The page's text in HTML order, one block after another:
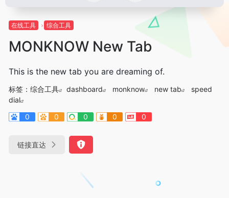
在线工具 综合工具
MONKNOW New Tab
This is the new tab you are dreaming of.
标签： 综合工具 dashboard monknow new tab
speed
dial
0
0 0 0 0
链接直达